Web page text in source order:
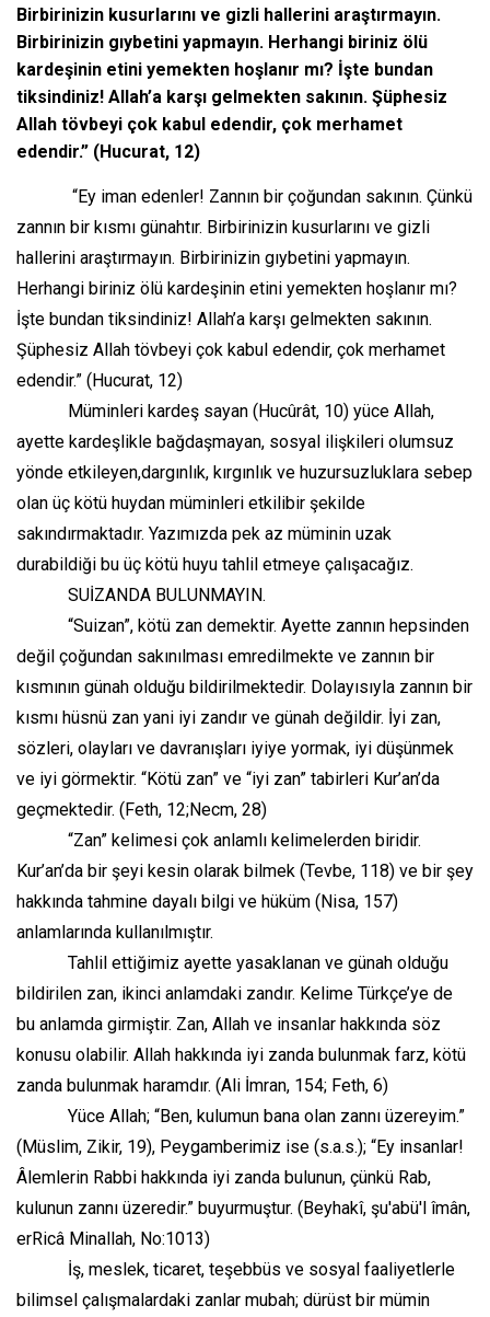
Birbirinizin kusurlarını ve gizli hallerini araştırmayın.
Birbirinizin gıybetini yapmayın. Herhangi biriniz ölü
kardeşinin etini yemekten hoşlanır mı? İşte bundan
tiksindiniz! Allah’a karşı gelmekten sakının. Şüphesiz
Allah tövbeyi çok kabul edendir, çok merhamet
edendir.” (Hucurat, 12)
“Ey iman edenler! Zannın bir çoğundan sakının. Çünkü
zannın bir kısmı günahtır. Birbirinizin kusurlarını ve gizli
hallerini araştırmayın. Birbirinizin gıybetini yapmayın.
Herhangi biriniz ölü kardeşinin etini yemekten hoşlanır mı?
İşte bundan tiksindiniz! Allah’a karşı gelmekten sakının.
Şüphesiz Allah tövbeyi çok kabul edendir, çok merhamet
edendir.” (Hucurat, 12)
Müminleri kardeş sayan (Hucûrât, 10) yüce Allah,
ayette kardeşlikle bağdaşmayan, sosyal ilişkileri olumsuz
yönde etkileyen,dargınlık, kırgınlık ve huzursuzluklara sebep
olan üç kötü huydan müminleri etkilibir şekilde
sakındırmaktadır. Yazımızda pek az müminin uzak
durabildiği bu üç kötü huyu tahlil etmeye çalışacağız.
SUİZANDA BULUNMAYIN.
“Suizan”, kötü zan demektir. Ayette zannın hepsinden
değil çoğundan sakınılması emredilmekte ve zannın bir
kısmının günah olduğu bildirilmektedir. Dolayısıyla zannın bir
kısmı hüsnü zan yani iyi zandır ve günah değildir. İyi zan,
sözleri, olayları ve davranışları iyiye yormak, iyi düşünmek
ve iyi görmektir. “Kötü zan” ve “iyi zan” tabirleri Kur’an’da
geçmektedir. (Feth, 12;Necm, 28)
“Zan” kelimesi çok anlamlı kelimelerden biridir.
Kur’an’da bir şeyi kesin olarak bilmek (Tevbe, 118) ve bir şey
hakkında tahmine dayalı bilgi ve hüküm (Nisa, 157)
anlamlarında kullanılmıştır.
Tahlil ettiğimiz ayette yasaklanan ve günah olduğu
bildirilen zan, ikinci anlamdaki zandır. Kelime Türkçe’ye de
bu anlamda girmiştir. Zan, Allah ve insanlar hakkında söz
konusu olabilir. Allah hakkında iyi zanda bulunmak farz, kötü
zanda bulunmak haramdır. (Ali İmran, 154; Feth, 6)
Yüce Allah; “Ben, kulumun bana olan zannı üzereyim.”
(Müslim, Zikir, 19), Peygamberimiz ise (s.a.s.); “Ey insanlar!
Âlemlerin Rabbi hakkında iyi zanda bulunun, çünkü Rab,
kulunun zannı üzeredir.” buyurmuştur. (Beyhakî, şu'abü'l îmân,
erRicâ Minallah, No:1013)
İş, meslek, ticaret, teşebbüs ve sosyal faaliyetlerle
bilimsel çalışmalardaki zanlar mubah; dürüst bir mümin